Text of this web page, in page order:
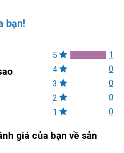
bạn!
5
1
4
0
3
0
2
0
1
0
giá của bạn về sản